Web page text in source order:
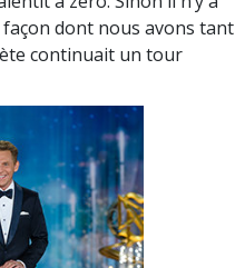
dont nous avons tant
continuait un tour